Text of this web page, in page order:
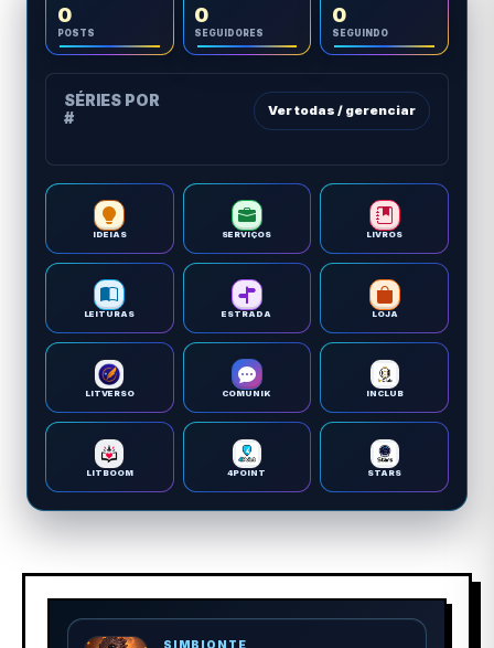
0
POSTS
0
SEGUIDORES
0
SEGUINDO
SÉRIES POR
#
Ver todas / gerenciar
IDEIAS SERVIÇOS LIVROS
LEITURAS ESTRADA LOJA
LITVERSO COMUNIK INCLUB
LITBOOM 4POINT STARS
SIMBIONTE